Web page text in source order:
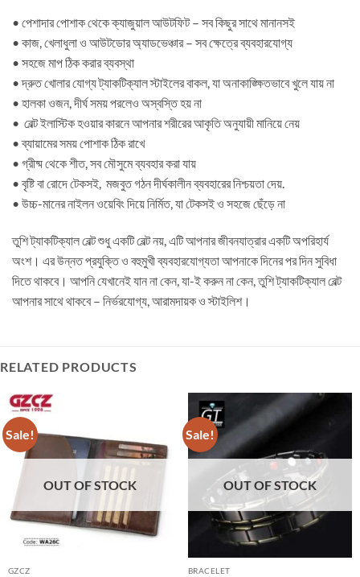
• পেশাদার পোশাক থেকে ক্যাজুয়াল আউটফিট – সব কিছুর সাথে মানানসই
• কাজ, খেলাধুলা ও আউটডোর অ্যাডভেঞ্চার – সব ক্ষেত্রে ব্যবহারযোগ্য
• সহজে মাপ ঠিক করার ব্যবস্থা
• দ্রুত খোলার যোগ্য ট্যাকটিক্যাল স্টাইলের বাকল, যা অনাকাঙ্ক্ষিতভাবে খুলে যায় না
• হালকা ওজন, দীর্ঘ সময় পরলেও অস্বস্তি হয় না
• বেল্ট ইলাস্টিক হওয়ার কারনে আপনার শরীরের আকৃতি অনুযায়ী মানিয়ে নেয়
• ব্যায়ামের সময় পোশাক ঠিক রাখে
• গ্রীষ্ম থেকে শীত, সব মৌসুমে ব্যবহার করা যায়
• বৃষ্টি বা রোদে টেকসই, মজবুত গঠন দীর্ঘকালীন ব্যবহারের নিশ্চয়তা দেয়.
• উচ্চ-মানের নাইলন ওয়েবিং দিয়ে নির্মিত, যা টেকসই ও সহজে ছেঁড়ে না
তুশি ট্যাকটিক্যাল বেল্ট শুধু একটি বেল্ট নয়, এটি আপনার জীবনযাত্রার একটি অপরিহার্য
অংশ। এর উন্নত প্রযুক্তি ও বহুমুখী ব্যবহারযোগ্যতা আপনাকে দিনের পর দিন সুবিধা
দিতে থাকবে। আপনি যেখানেই যান না কেন, যা-ই করুন না কেন, তুশি ট্যাকটিক্যাল বেল্ট
আপনার সাথে থাকবে – নির্ভরযোগ্য, আরামদায়ক ও স্টাইলিশ।
RELATED PRODUCTS
Sale!
OUT OF STOCK
GZCZ
Sale!
OUT OF STOCK
BRACELET